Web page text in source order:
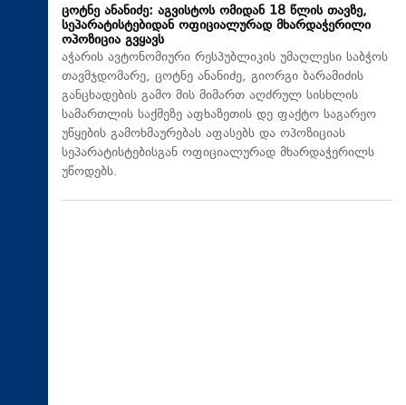
ცოტნე ანანიძე: აგვისტოს ომიდან 18 წლის თავზე,
სეპარატისტებიდან ოფიციალურად მხარდაჭერილი
ოპოზიცია გვყავს
აჭარის ავტონომიური რესპუბლიკის უმაღლესი საბჭოს
თავმჯდომარე, ცოტნე ანანიძე, გიორგი ბარამიძის
განცხადების გამო მის მიმართ აღძრულ სისხლის
სამართლის საქმეზე აფხაზეთის დე ფაქტო საგარეო
უწყების გამოხმაურებას აფასებს და ოპოზიციას
სეპარატისტებისგან ოფიციალურად მხარდაჭერილს
უწოდებს.